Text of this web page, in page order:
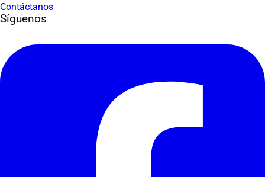
Contáctanos
Síguenos